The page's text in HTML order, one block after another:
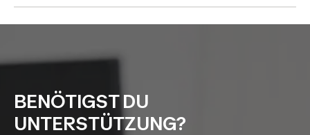
BENÖTIGST DU
UNTERSTÜTZUNG?